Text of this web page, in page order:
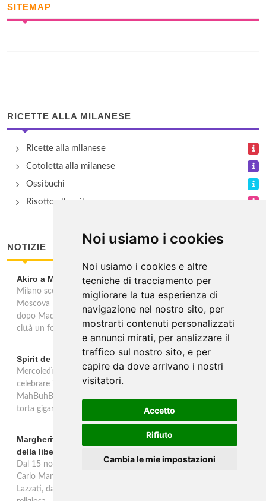
Noi usiamo i cookies
Noi usiamo i cookies e altre
tecniche di tracciamento per
migliorare la tua esperienza di
navigazione nel nostro sito, per
mostrarti contenuti personalizzati
e annunci mirati, per analizzare il
traffico sul nostro sito, e per
capire da dove arrivano i nostri
visitatori.
Accetto
Rifiuto
Cambia le mie impostazioni
SITEMAP
RICETTE ALLA MILANESE
Ricette alla milanese
Cotoletta alla milanese
Ossibuchi
Risotto alla milanese
NOTIZIE
Akiro a Milano. Il Nikkei hand roll bar in via Moscova
Milano scopre l'hand roll Nikkei. Dal 21 maggio in via della
Moscova 50 apre Akiro, il primo Nikkei hand roll bar al mondo:
dopo Madrid, Barcellona e Chicago, lo chef Luis Arévalo porta in
città un format dedicato al banco e alla tecnica espressa.
Spirit de Milan: la "Festa delle Feste"
Mercoledì 25 giugno allo Spirit de Milan la Festa delle Feste per
celebrare i primi 10 anni del locale. Dalle 19:30 con Banda d'Affori,
MahBuhBah e ospiti a sorpresa. DJ set fino alle 2 del mattino con
torta gigante.
Margherita Lazzati - Fotografie in carcere: manifestazioni
della libertà religiosa
Dal 15 novembre 2019 al 26 gennaio 2020, il Museo Diocesano
Carlo Maria Martini di Milano ospita la mostra di Margherita
Lazzati, dal titolo Fotografie in carcere. Manifestazioni della libertà